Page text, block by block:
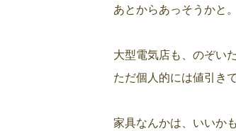
あとからあっそうかと。
大型電気店も、のぞい
ただ個人的には値引き
家具なんかは、いいか